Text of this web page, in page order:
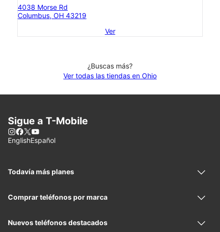
4038 Morse Rd
Columbus, OH 43219
Ver
¿Buscas más?
Ver todas las tiendas en Ohio